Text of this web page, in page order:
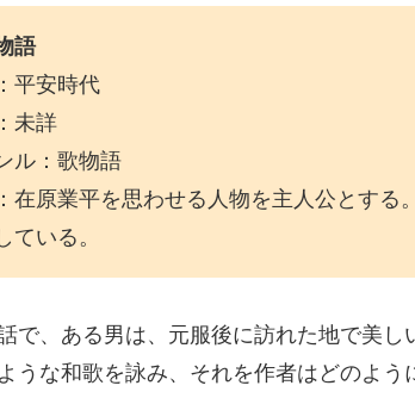
語
平安時代
未詳
ル：歌物語
在原業平を思わせる人物を主人公とする
ている。
で、ある男は、元服後に訪れた地で美し
うな和歌を詠み、それを作者はどのよ